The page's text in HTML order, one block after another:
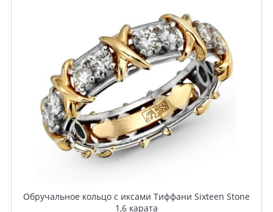
Обручальное кольцо с иксами Тиффани Sixteen Stone
1,6 карата